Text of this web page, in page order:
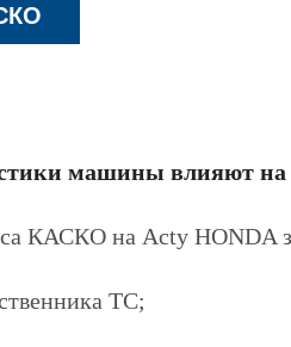
машины влияют
КАСКО на Acty HONDA
ТС;